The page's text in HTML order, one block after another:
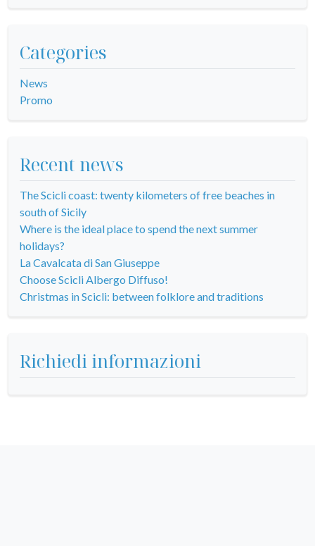
Categories
News
Promo
Recent news
The Scicli coast: twenty kilometers of free beaches in
south of Sicily
Where is the ideal place to spend the next summer
holidays?
La Cavalcata di San Giuseppe
Choose Scicli Albergo Diffuso!
Christmas in Scicli: between folklore and traditions
Richiedi informazioni